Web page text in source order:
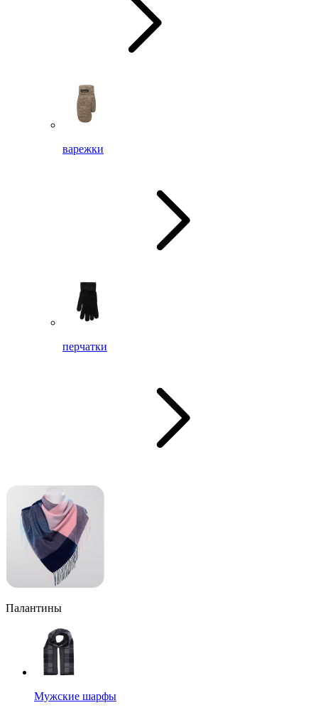
варежки
перчатки
Палантины
Мужские шарфы